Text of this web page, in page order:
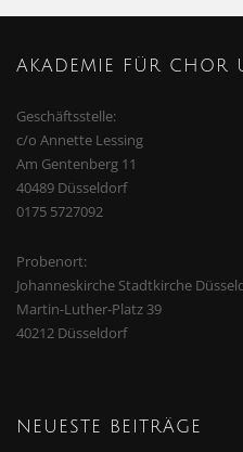
AKADEMIE FÜR CHOR
Geschäftsstelle:
c/o Annette Lessing
Am Gentenberg 11
40489 Düsseldorf
0175 5727092
Probenort:
Johanneskirche Stadtkirche
Martin-Luther-Platz 39
40212 Düsseldorf
NEUESTE BEITRÄGE